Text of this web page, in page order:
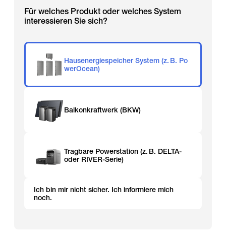
Für welches Produkt oder welches System
interessieren Sie sich?
Hausenergiespeicher System (z. B. Po
werOcean)
Balkonkraftwerk (BKW)
Tragbare Powerstation (z. B. DELTA-
oder RIVER-Serie)
Ich bin mir nicht sicher. Ich informiere mich
noch.